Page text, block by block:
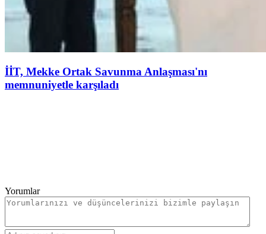
İİT, Mekke Ortak Savunma Anlaşması'nı
memnuniyetle karşıladı
Yorumlar